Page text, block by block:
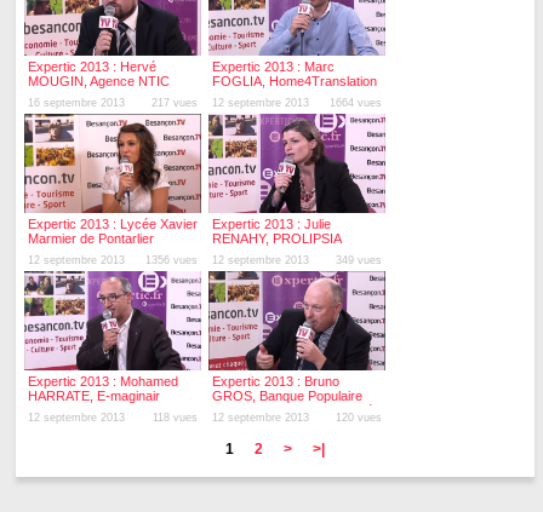
Expertic 2013 : Hervé
MOUGIN, Agence NTIC
Bourgogne
16 septembre 2013 217 vues
Expertic 2013 : Marc
FOGLIA, Home4Translation
12 septembre 2013 1664 vues
Expertic 2013 : Lycée Xavier
Marmier de Pontarlier
12 septembre 2013 1356 vues
Expertic 2013 : Julie
RENAHY, PROLIPSIA
12 septembre 2013 349 vues
Expertic 2013 : Mohamed
HARRATE, E-maginair
12 septembre 2013 118 vues
Expertic 2013 : Bruno
GROS, Banque Populaire
Bourgogne Franche-Comté
12 septembre 2013 120 vues
1 2 > >|